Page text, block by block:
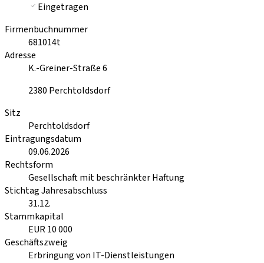
Eingetragen
Firmenbuchnummer
681014t
Adresse
K.-Greiner-Straße 6
2380 Perchtoldsdorf
Sitz
Perchtoldsdorf
Eintragungsdatum
09.06.2026
Rechtsform
Gesellschaft mit beschränkter Haftung
Stichtag Jahresabschluss
31.12.
Stammkapital
EUR 10 000
Geschäftszweig
Erbringung von IT-Dienstleistungen